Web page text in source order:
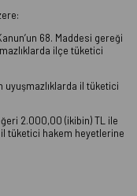
68. Maddesi gereği
ilçe tüketici
uyuşmazlıklarda il tüketici
2.000,00 (ikibin) TL ile
il tüketici hakem heyetlerine